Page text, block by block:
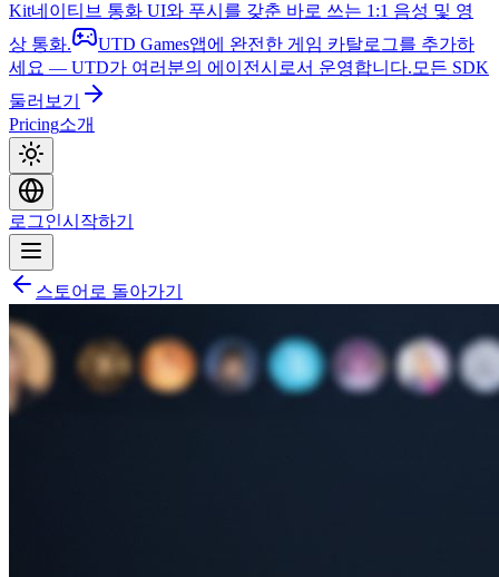
Kit네이티브 통화 UI와 푸시를 갖춘 바로 쓰는 1:1 음성 및 영
상 통화.
UTD Games앱에 완전한 게임 카탈로그를 추가하
세요 — UTD가 여러분의 에이전시로서 운영합니다. 모든 SDK
둘러보기
Pricing소개
로그인시작하기
스토어로 돌아가기